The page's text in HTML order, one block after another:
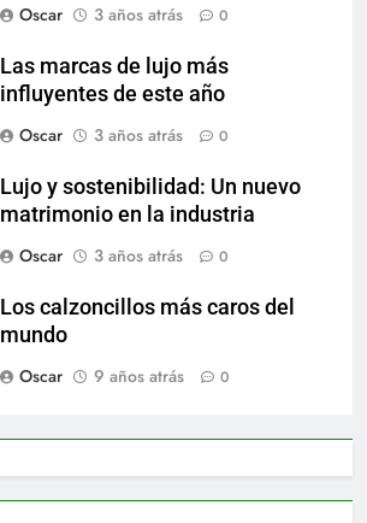
Oscar
3 años atrás 0
Las marcas de lujo más
influyentes de este año
Oscar
3 años atrás 0
Lujo y sostenibilidad: Un nuevo
matrimonio en la industria
Oscar
3 años atrás 0
Los calzoncillos más caros del
mundo
Oscar
9 años atrás 0